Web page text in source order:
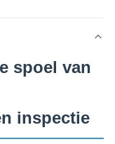
spoel van
inspectie